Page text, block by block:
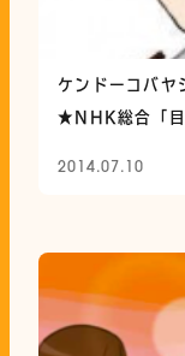
ケンドーコバヤ
★NHK総合「目
2014.07.10